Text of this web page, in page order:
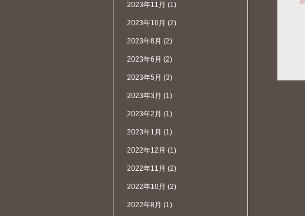
2023年11月 (1)
2023年10月 (2)
2023年8月 (2)
2023年6月 (2)
2023年5月 (3)
2023年3月 (1)
2023年2月 (1)
2023年1月 (1)
2022年12月 (1)
2022年11月 (2)
2022年10月 (2)
2022年8月 (1)